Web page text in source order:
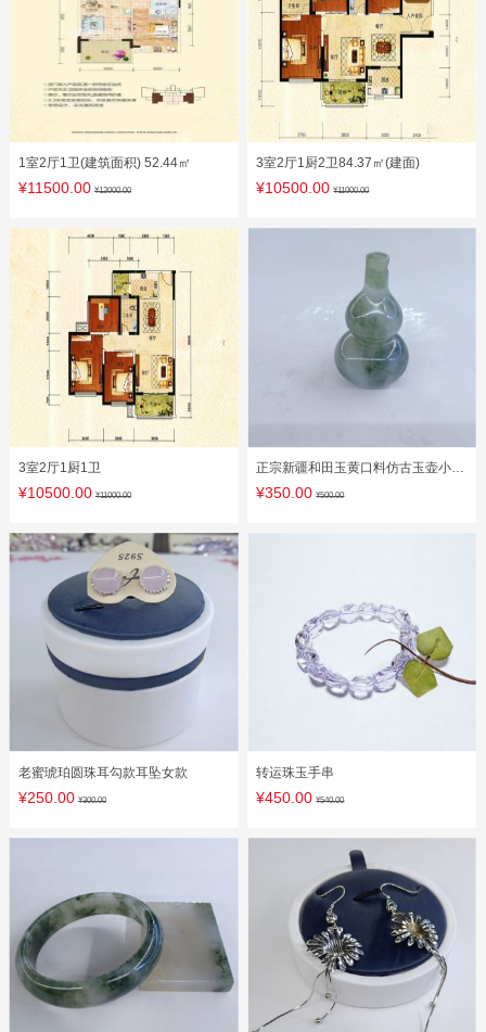
1室2厅1卫(建筑面积) 52.44㎡
¥11500.00 ¥12000.00
3室2厅1厨2卫84.37㎡(建面)
¥10500.00 ¥11000.00
3室2厅1厨1卫
¥10500.00 ¥11000.00
正宗新疆和田玉黄口料仿古玉壶小摆
件
¥350.00 ¥500.00
老蜜琥珀圆珠耳勾款耳坠女款
¥250.00 ¥300.00
转运珠玉手串
¥450.00 ¥540.00